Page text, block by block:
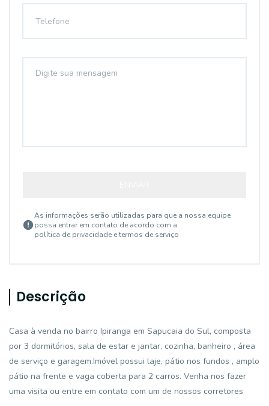
As informações serão utilizadas para que a nossa equipe
possa entrar em contato de acordo com a
política de privacidade e termos de serviço
Descrição
Casa à venda no bairro Ipiranga em Sapucaia do Sul, composta
por 3 dormitórios, sala de estar e jantar, cozinha, banheiro , área
de serviço e garagem.Imóvel possui laje, pátio nos fundos , amplo
pátio na frente e vaga coberta para 2 carros. Venha nos fazer
uma visita ou entre em contato com um de nossos corretores